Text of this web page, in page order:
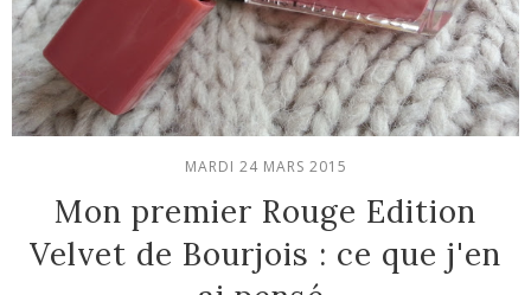
MARDI 24 MARS 2015
Mon premier Rouge Edition
Velvet de Bourjois : ce que j'en